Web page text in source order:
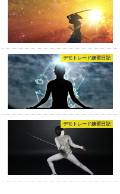
デモトレード練習日記
デモトレード練習日記